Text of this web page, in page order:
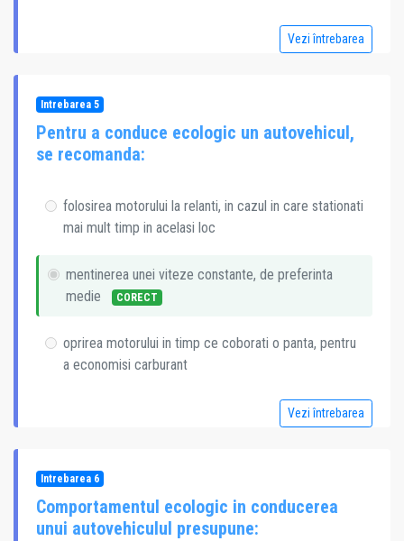
Vezi întrebarea
Intrebarea 5
Pentru a conduce ecologic un autovehicul,
se recomanda:
folosirea motorului la relanti, in cazul in care stationati
mai mult timp in acelasi loc
mentinerea unei viteze constante, de preferinta
medie
CORECT
oprirea motorului in timp ce coborati o panta, pentru
a economisi carburant
Vezi întrebarea
Intrebarea 6
Comportamentul ecologic in conducerea
unui autovehiculul presupune: